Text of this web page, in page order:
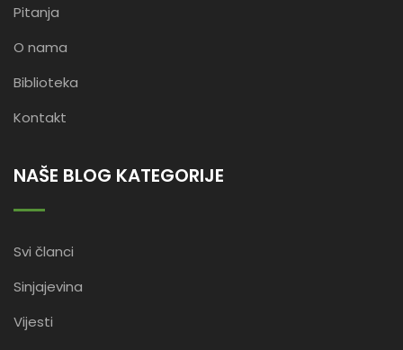
Pitanja
O nama
Biblioteka
Kontakt
NAŠE BLOG KATEGORIJE
Svi članci
Sinjajevina
Vijesti